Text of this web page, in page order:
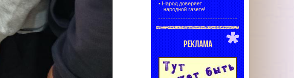
• Народ доверяет
народной газете!
РЕКЛАМА